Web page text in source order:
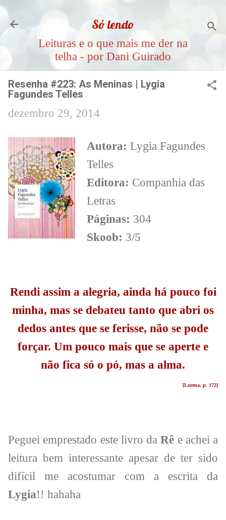
Só lendo
Leituras e o que mais me der na
telha - por Dani Guirado
Resenha #223: As Meninas | Lygia
Fagundes Telles
dezembro 29, 2014
Autora: Lygia Fagundes
Telles
Editora: Companhia das
Letras
Páginas: 304
Skoob: 3/5
Rendi assim a alegria, ainda há pouco foi
minha, mas se debateu tanto que abri os
dedos antes que se ferisse, não se pode
forçar. Um pouco mais que se aperte e
não fica só o pó, mas a alma.
[Lorena, p. 172]
Peguei emprestado este livro daRê e achei a
leitura bem interessante apesar de ter sido
difícil me acostumar com a escrita da
Lygia!! hahaha